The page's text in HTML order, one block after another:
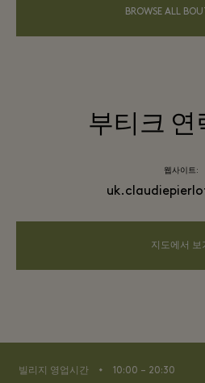
BROWSE ALL
부티크 연
웹사이트:
지도에서 보
빌리지 영업시간 ⬩ 10:00 – 20:30